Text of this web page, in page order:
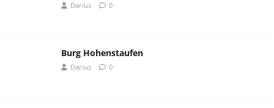
Darius 0
Burg Hohenstaufen
Darius 0